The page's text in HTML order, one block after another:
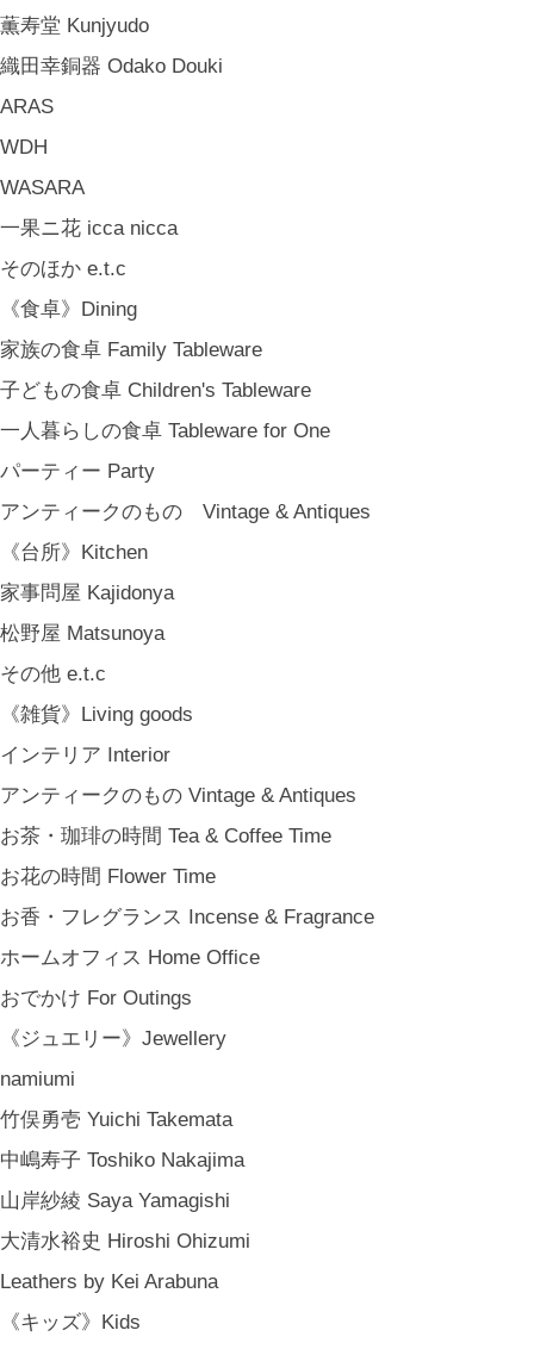
薫寿堂 Kunjyudo
織田幸銅器 Odako Douki
ARAS
WDH
WASARA
一果ニ花 icca nicca
そのほか e.t.c
《食卓》Dining
家族の食卓 Family Tableware
子どもの食卓 Children's Tableware
一人暮らしの食卓 Tableware for One
パーティー Party
アンティークのもの Vintage & Antiques
《台所》Kitchen
家事問屋 Kajidonya
松野屋 Matsunoya
その他 e.t.c
《雑貨》Living goods
インテリア Interior
アンティークのもの Vintage & Antiques
お茶・珈琲の時間 Tea & Coffee Time
お花の時間 Flower Time
お香・フレグランス Incense & Fragrance
ホームオフィス Home Office
おでかけ For Outings
《ジュエリー》Jewellery
namiumi
竹俣勇壱 Yuichi Takemata
中嶋寿子 Toshiko Nakajima
山岸紗綾 Saya Yamagishi
大清水裕史 Hiroshi Ohizumi
Leathers by Kei Arabuna
《キッズ》Kids